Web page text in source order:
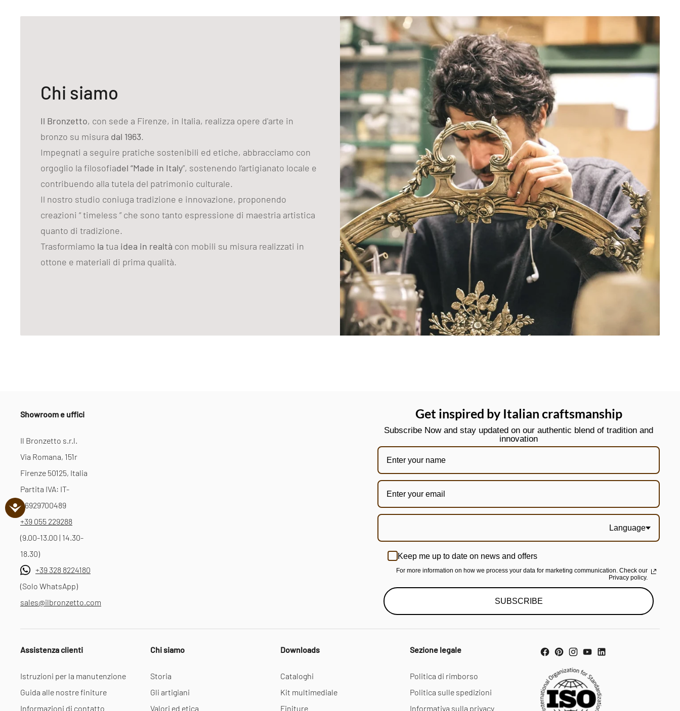
Chi siamo
Il Bronzetto, con sede a Firenze, in Italia, realizza opere d'arte in
bronzo su misura dal 1963.
Impegnati a seguire pratiche sostenibili ed etiche, abbracciamo con
orgoglio la filosofiadel “Made in Italy”, sostenendo l’artigianato locale e
contribuendo alla tutela del patrimonio culturale.
Il nostro studio coniuga tradizione e innovazione, proponendo
creazioni “ timeless ” che sono tanto espressione di maestria artistica
quanto di tradizione.
Trasformiamo la tua idea in realtà con mobili su misura realizzati in
ottone e materiali di prima qualità.
Showroom e uffici
Il Bronzetto s.r.l.
Via Romana, 151r
Firenze 50125, Italia
Partita IVA: IT-
06929700489
+39 055 229288
(9.00-13.00 | 14.30-
18.30)
+39 328 8224180
(Solo WhatsApp)
sales@ilbronzetto.com
Get inspired by Italian craftsmanship
Subscribe Now and stay updated on our authentic blend of tradition and
innovation
Language
Keep me up to date on news and offers
For more information on how we process your data for marketing communication. Check our
Privacy policy.
SUBSCRIBE
Assistenza clienti
Istruzioni per la manutenzione
Guida alle nostre finiture
Informazioni di contatto
Chi siamo
Storia
Gli artigiani
Valori ed etica
Downloads
Cataloghi
Kit multimediale
Finiture
Sezione legale
Politica di rimborso
Politica sulle spedizioni
Informativa sulla privacy